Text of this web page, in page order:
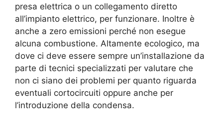
presa elettrica o un collegamento diretto
all’impianto elettrico, per funzionare. Inoltre è
anche a zero emissioni perché non esegue
alcuna combustione. Altamente ecologico, ma
dove ci deve essere sempre un’installazione da
parte di tecnici specializzati per valutare che
non ci siano dei problemi per quanto riguarda
eventuali cortocircuiti oppure anche per
l’introduzione della condensa.